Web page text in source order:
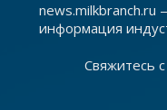
news.milkbranch.ru
информация
Свяжитесь